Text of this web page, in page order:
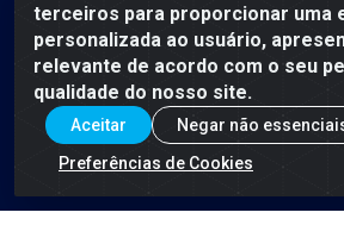
terceiros para proporcionar uma
personalizada ao usuário,
relevante de acordo com o seu
qualidade do nosso site.
Aceitar
Negar não
Preferências de Cookies
DCA DISTRIBUIDORA DE COSMETICOS
LUIS EDUARDO MAGALHAES, Humildes,
- CEP 44135-000 - CNPJ: